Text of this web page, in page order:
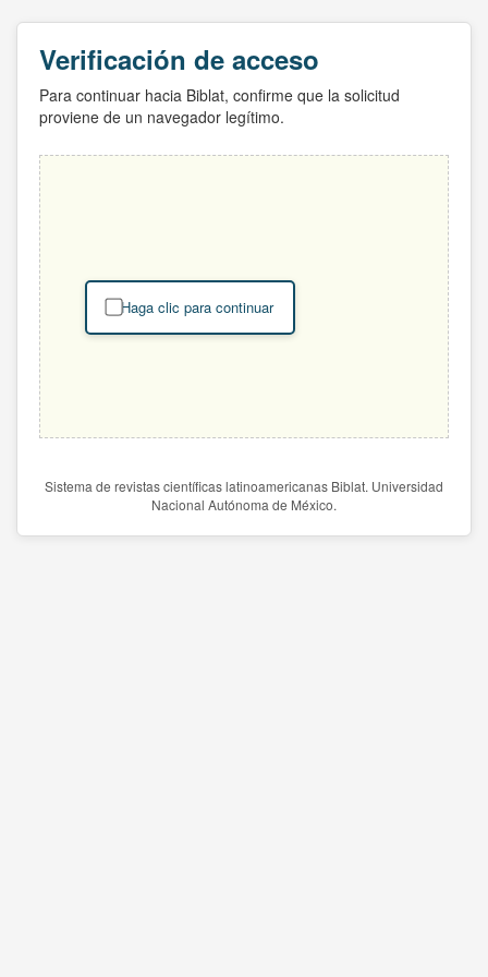
Verificación de acceso
Para continuar hacia Biblat, confirme que la solicitud
proviene de un navegador legítimo.
Haga clic para continuar
Sistema de revistas científicas latinoamericanas Biblat. Universidad
Nacional Autónoma de México.